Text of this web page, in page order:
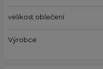
velikost oblečení
Výrobce